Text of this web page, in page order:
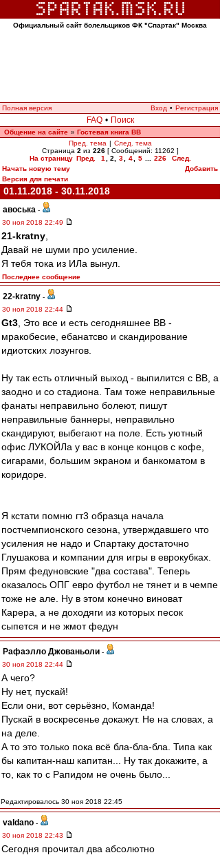
Официальный сайт болельщиков ФК "Спартак" Москва
Полная версия Вход • Регистрация
FAQ • Поиск
Общение на сайте » Гостевая книга ВВ
Пред. тема | След. тема
Страница 2 из 226[ Сообщений: 11262 ]
На страницу Пред. 1 2 3 4 5 226
След.
Начать новую тему
Добавить
Версия для печати
01.11.2018 - 30.11.2018
авоська -
30 ноя 2018 22:49
21-kratny
Давай не шуми про усиление.
Я тебя тока из ИЛа вынул.
Последнее сообщение
22-kratny -
30 ноя 2018 22:44
Gt3 , Это все и есть сегодняшнее ВВ -
мракобесие, ебанатсво и скандирование
идиотских лозунгов.
Ну так есть отличный выход - выпилится с ВВ, а
заодно и со стадиона. Там тоже неправильные
фанаты неправильно болеют, пишут
неправильные баннеры, неправильно
скандируют, выбегают на поле. Есть уютный
офис ЛУКОЙЛа у вас в конце концов с кофе,
сигарами, большим экраном и банкоматом в
коридоре.
Я кстати помню гт3 образца начала
постчемпионского сезона, утверждавшего что
усиления не надо и Спартаку достаточно
Глушакова и компании для игры в еврокубках.
Прям федуновские "два состава". Теперь
оказалось ОПГ евро футбол не тянет и в чемпе
тоже не але. Ну в этом конечно виноват
Карера, а не доходяги из которых песок
сыпется и не жмот федун
Рафаэлло Джованьоли -
30 ноя 2018 22:44
А чего?
Ну нет, пускай!
Если они, вот серьёзно, Команда!
Пускай в воскресенье докажут. Не на словах, а
на деле.
А то это только пока всё бла-бла-бла. Типа как
бы капитан-наш капитан... Ну так докажите, а
то, как то с Рапидом не очень было...
Редактировалось 30 ноя 2018 22:45
valdano -
30 ноя 2018 22:43
Сегодня прочитал два абсолютно